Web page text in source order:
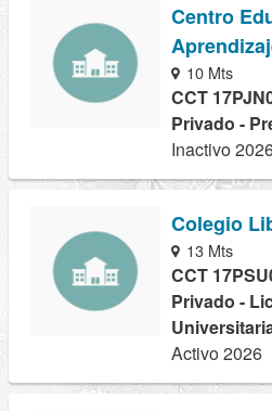
Centro
10 Mts
CCT
Privado -
Inactivo
Colegio
13 Mts
CCT
Privado -
Activo 2026